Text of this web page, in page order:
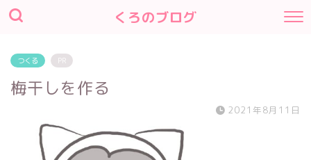
くろのブログ
つくる PR
梅干しを作る
2021年8月11日